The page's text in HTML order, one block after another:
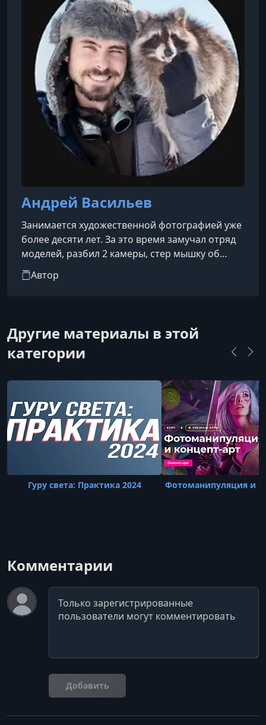
Андрей Васильев
Занимается художественной фотографией уже
более десяти лет. За это время замучал отряд
моделей, разбил 2 камеры, стер мышку об
фотошоп и вставил себе стеклянный глаз. И
все это для того, чтобы теперь с полной
Автор
Другие материалы в этой
категории
Гуру света: Практика 2024 Фотоманипуляция и
Комментарии
Комментарий
Добавить